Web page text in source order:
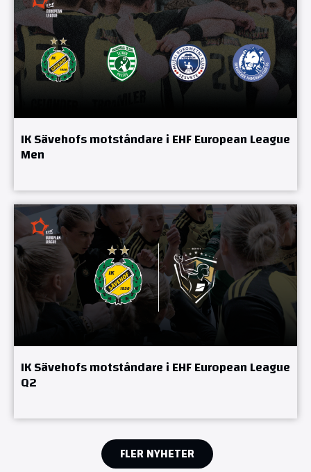
IK Sävehofs motståndare i EHF European League
Men
IK Sävehofs motståndare i EHF European League
Q2
FLER NYHETER